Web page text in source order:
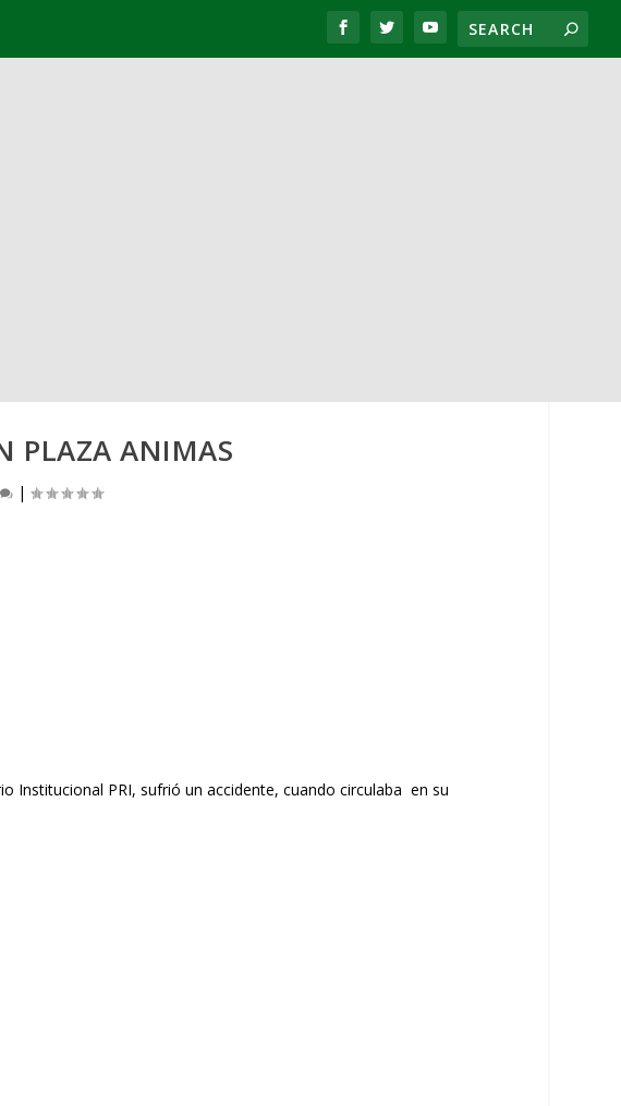
PLAZA ANIMAS
|
Institucional PRI, sufrió un accidente, cuando circulaba en su